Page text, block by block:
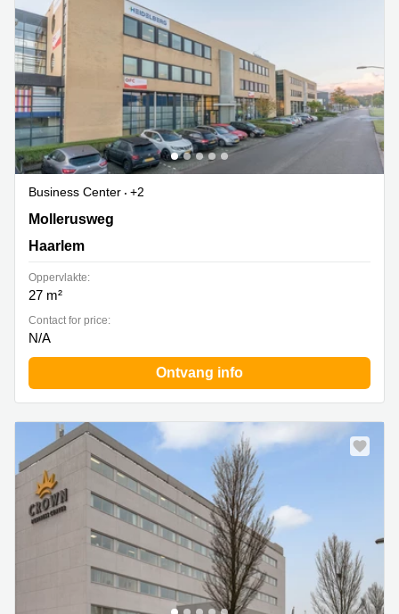
Business Center
+2
Mollerusweg 84, Haarlem
Mollerusweg
Haarlem
Oppervlakte:
27 m²
Contact for price:
N/A
Ontvang info